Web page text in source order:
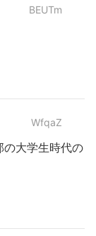
BEUTm
WfqaZ
大学生時代の